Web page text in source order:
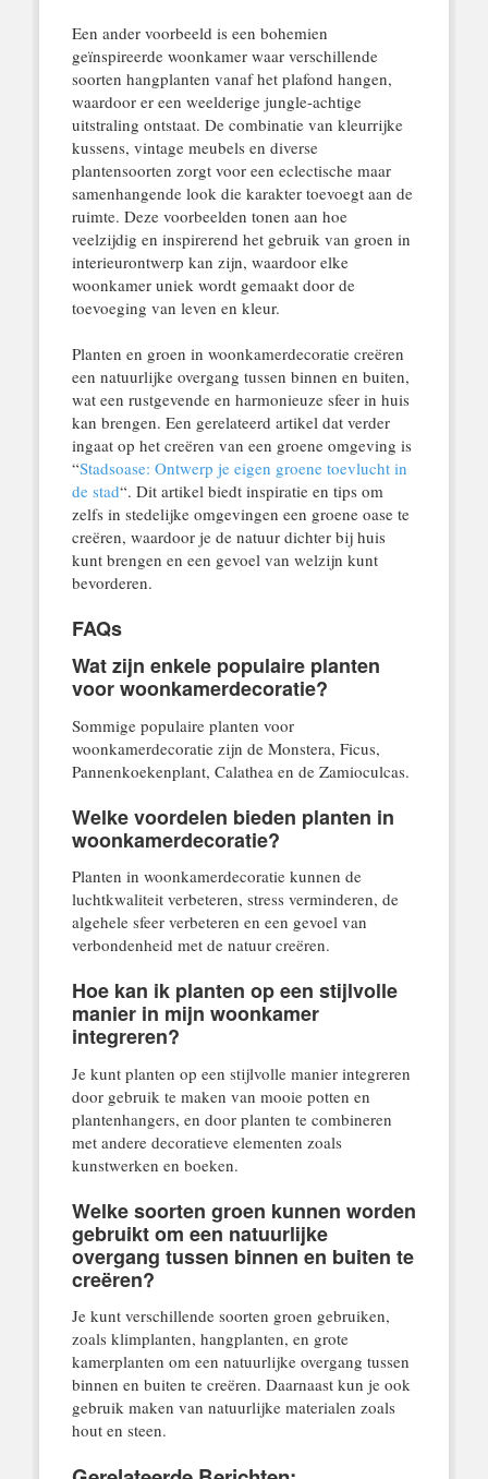
Een ander voorbeeld is een bohemien
geïnspireerde woonkamer waar verschillende
soorten hangplanten vanaf het plafond hangen,
waardoor er een weelderige jungle-achtige
uitstraling ontstaat. De combinatie van kleurrijke
kussens, vintage meubels en diverse
plantensoorten zorgt voor een eclectische maar
samenhangende look die karakter toevoegt aan de
ruimte. Deze voorbeelden tonen aan hoe
veelzijdig en inspirerend het gebruik van groen in
interieurontwerp kan zijn, waardoor elke
woonkamer uniek wordt gemaakt door de
toevoeging van leven en kleur.
Planten en groen in woonkamerdecoratie creëren
een natuurlijke overgang tussen binnen en buiten,
wat een rustgevende en harmonieuze sfeer in huis
kan brengen. Een gerelateerd artikel dat verder
ingaat op het creëren van een groene omgeving is
“Stadsoase: Ontwerp je eigen groene toevlucht in
de stad“. Dit artikel biedt inspiratie en tips om
zelfs in stedelijke omgevingen een groene oase te
creëren, waardoor je de natuur dichter bij huis
kunt brengen en een gevoel van welzijn kunt
bevorderen.
FAQs
Wat zijn enkele populaire planten
voor woonkamerdecoratie?
Sommige populaire planten voor
woonkamerdecoratie zijn de Monstera, Ficus,
Pannenkoekenplant, Calathea en de Zamioculcas.
Welke voordelen bieden planten in
woonkamerdecoratie?
Planten in woonkamerdecoratie kunnen de
luchtkwaliteit verbeteren, stress verminderen, de
algehele sfeer verbeteren en een gevoel van
verbondenheid met de natuur creëren.
Hoe kan ik planten op een stijlvolle
manier in mijn woonkamer
integreren?
Je kunt planten op een stijlvolle manier integreren
door gebruik te maken van mooie potten en
plantenhangers, en door planten te combineren
met andere decoratieve elementen zoals
kunstwerken en boeken.
Welke soorten groen kunnen worden
gebruikt om een natuurlijke
overgang tussen binnen en buiten te
creëren?
Je kunt verschillende soorten groen gebruiken,
zoals klimplanten, hangplanten, en grote
kamerplanten om een natuurlijke overgang tussen
binnen en buiten te creëren. Daarnaast kun je ook
gebruik maken van natuurlijke materialen zoals
hout en steen.